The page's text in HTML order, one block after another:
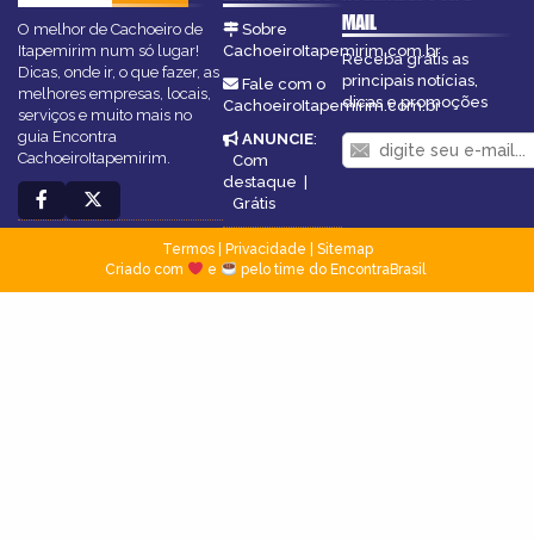
O melhor de Cachoeiro de
Itapemirim num só lugar!
Dicas, onde ir, o que fazer, as
melhores empresas, locais,
serviços e muito mais no
guia Encontra
CachoeiroItapemirim.
Sobre
CachoeiroItapemirim.com.br
Fale com o
CachoeiroItapemirim.com.br
ANUNCIE:
Com
destaque
Grátis
MAIL
Receba grátis as
principais notícias,
dicas e promoções
Termos| Privacidade
Sitemap
Criado com
e pelo time do EncontraBrasil